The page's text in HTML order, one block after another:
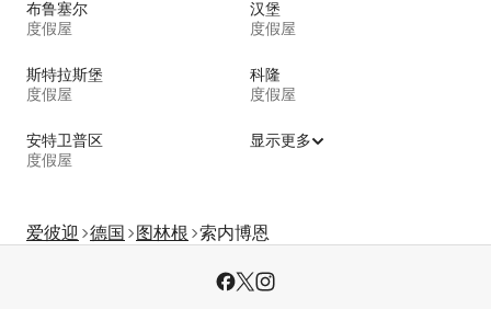
布鲁塞尔
度假屋
汉堡
度假屋
斯特拉斯堡
度假屋
科隆
度假屋
安特卫普区
度假屋
显示更多
爱彼迎 德国 图林根 索内博恩